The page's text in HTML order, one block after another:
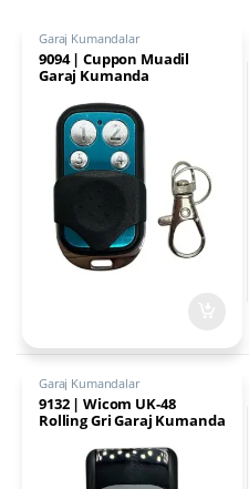
Garaj Kumandalar
9094 | Cuppon Muadil
Garaj Kumanda
Garaj Kumandalar
9132 | Wicom UK-48
Rolling Gri Garaj Kumanda